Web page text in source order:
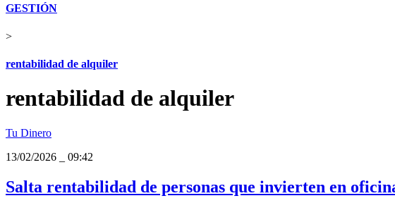
GESTIÓN
>
rentabilidad de alquiler
rentabilidad de alquiler
Tu Dinero
13/02/2026
09:42
Salta rentabilidad de personas que invierten en